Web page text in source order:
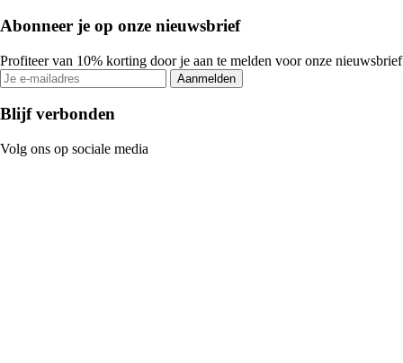
Abonneer je op onze nieuwsbrief
Profiteer van 10% korting door je aan te melden voor onze nieuwsbrief
Aanmelden
Blijf verbonden
Volg ons op sociale media